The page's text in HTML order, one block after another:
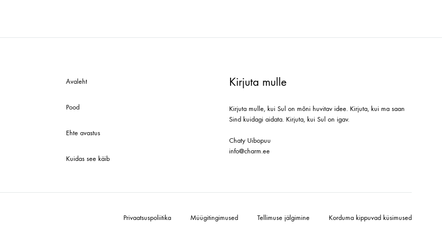
Avaleht
Pood
Ehte avastus
Kuidas see käib
Kirjuta mulle
Kirjuta mulle, kui Sul on mõni huvitav idee. Kirjuta, kui ma saan
Sind kuidagi aidata. Kirjuta, kui Sul on igav.
Chaty Uibopuu
info@charm.ee
Privaatsuspoliitika Müügitingimused Tellimuse jälgimine Korduma kippuvad küsimused